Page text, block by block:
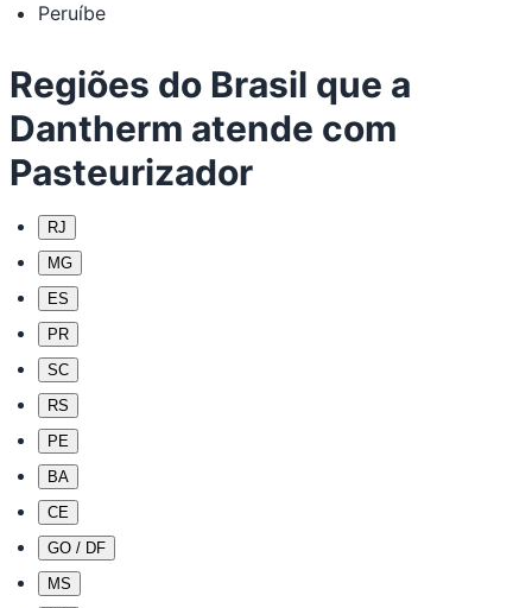
Peruíbe
Regiões do Brasil que a
Dantherm atende com
Pasteurizador
RJ
MG
ES
PR
SC
RS
PE
BA
CE
GO / DF
MS